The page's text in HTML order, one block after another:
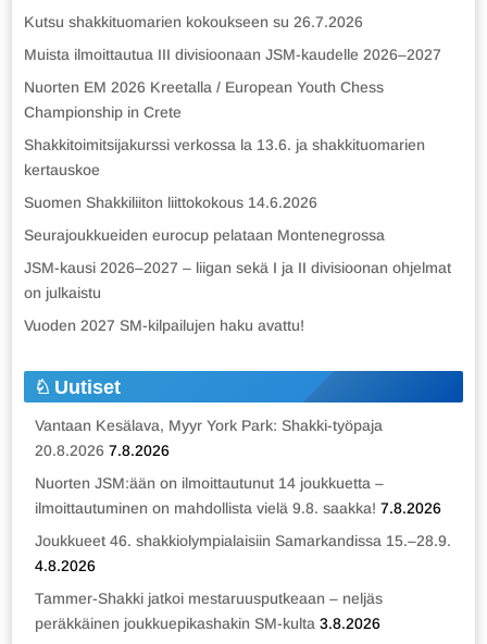
Kutsu shakkituomarien kokoukseen su 26.7.2026
Muista ilmoittautua III divisioonaan JSM-kaudelle 2026–2027
Nuorten EM 2026 Kreetalla / European Youth Chess
Championship in Crete
Shakkitoimitsijakurssi verkossa la 13.6. ja shakkituomarien
kertauskoe
Suomen Shakkiliiton liittokokous 14.6.2026
Seurajoukkueiden eurocup pelataan Montenegrossa
JSM-kausi 2026–2027 – liigan sekä I ja II divisioonan ohjelmat
on julkaistu
Vuoden 2027 SM-kilpailujen haku avattu!
Uutiset
Vantaan Kesälava, Myyr York Park: Shakki-työpaja
20.8.2026 7.8.2026
Nuorten JSM:ään on ilmoittautunut 14 joukkuetta –
ilmoittautuminen on mahdollista vielä 9.8. saakka! 7.8.2026
Joukkueet 46. shakkiolympialaisiin Samarkandissa 15.–28.9.
4.8.2026
Tammer-Shakki jatkoi mestaruusputkeaan – neljäs
peräkkäinen joukkuepikashakin SM-kulta 3.8.2026